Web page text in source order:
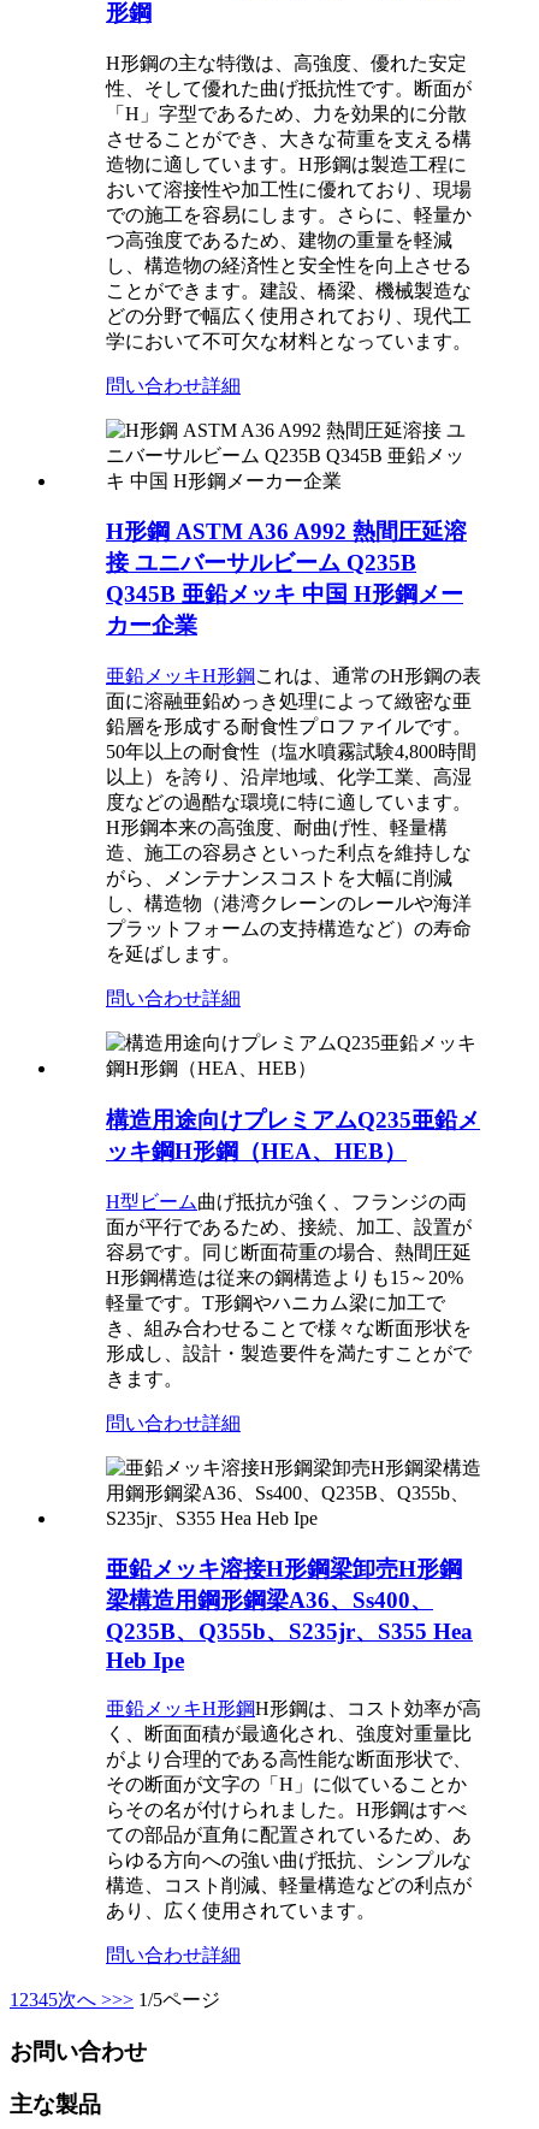
形鋼
H形鋼の主な特徴は、高強度、優れた安定
性、そして優れた曲げ抵抗性です。断面が
「H」字型であるため、力を効果的に分散
させることができ、大きな荷重を支える構
造物に適しています。H形鋼は製造工程に
おいて溶接性や加工性に優れており、現場
での施工を容易にします。さらに、軽量か
つ高強度であるため、建物の重量を軽減
し、構造物の経済性と安全性を向上させる
ことができます。建設、橋梁、機械製造な
どの分野で幅広く使用されており、現代工
学において不可欠な材料となっています。
問い合わせ詳細
H形鋼 ASTM A36 A992 熱間圧延溶
接 ユニバーサルビーム Q235B
Q345B 亜鉛メッキ 中国 H形鋼メー
カー企業
亜鉛メッキH形鋼 これは、通常のH形鋼の表
面に溶融亜鉛めっき処理によって緻密な亜
鉛層を形成する耐食性プロファイルです。
50年以上の耐食性（塩水噴霧試験4,800時間
以上）を誇り、沿岸地域、化学工業、高湿
度などの過酷な環境に特に適しています。
H形鋼本来の高強度、耐曲げ性、軽量構
造、施工の容易さといった利点を維持しな
がら、メンテナンスコストを大幅に削減
し、構造物（港湾クレーンのレールや海洋
プラットフォームの支持構造など）の寿命
を延ばします。
問い合わせ詳細
構造用途向けプレミアムQ235亜鉛メ
ッキ鋼H形鋼（HEA、HEB）
H型ビーム曲げ抵抗が強く、フランジの両
面が平行であるため、接続、加工、設置が
容易です。同じ断面荷重の場合、熱間圧延
H形鋼構造は従来の鋼構造よりも15～20%
軽量です。T形鋼やハニカム梁に加工で
き、組み合わせることで様々な断面形状を
形成し、設計・製造要件を満たすことがで
きます。
問い合わせ詳細
亜鉛メッキ溶接H形鋼梁卸売H形鋼
梁構造用鋼形鋼梁A36、Ss400、
Q235B、Q355b、S235jr、S355 Hea
Heb Ipe
亜鉛メッキH形鋼H形鋼は、コスト効率が高
く、断面面積が最適化され、強度対重量比
がより合理的である高性能な断面形状で、
その断面が文字の「H」に似ていることか
らその名が付けられました。H形鋼はすべ
ての部品が直角に配置されているため、あ
らゆる方向への強い曲げ抵抗、シンプルな
構造、コスト削減、軽量構造などの利点が
あり、広く使用されています。
問い合わせ詳細
1 2345次へ >>> 1/5ページ
お問い合わせ
主な製品